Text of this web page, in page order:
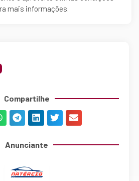
mais informações.
Compartilhe
Anunciante